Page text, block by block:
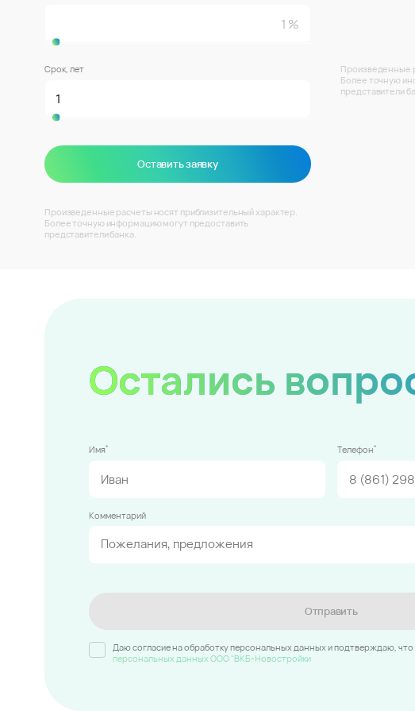
Срок, лет
Оставить заявку
Произведенные расчеты носят приблизительный характер.
Более точную информацию могут предоставить
представители банка.
Произведенные
Более точную
представители
Остались
Имя* Телефон*
Комментарий
Отправить
Даю согласие на обработку персональных данных и подтверждаю,
персональных данных ООО "ВКБ-Новостройки